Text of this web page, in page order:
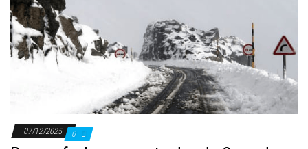
07/12/2025 0